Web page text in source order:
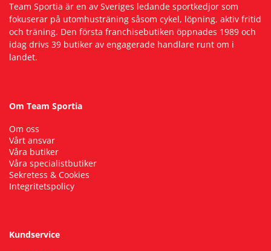
Team Sportia är en av Sveriges ledande sportkedjor som
fokuserar på utomhusträning såsom cykel, löpning, aktiv fritid
och träning. Den första franchisebutiken öppnades 1989 och
idag drivs 39 butiker av engagerade handlare runt om i
landet.
Om Team Sportia
Om oss
Vårt ansvar
Våra butiker
Våra specialistbutiker
Sekretess & Cookies
Integritetspolicy
Kundservice